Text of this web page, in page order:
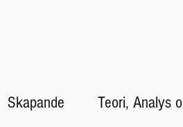
Skapande Teori, Analys